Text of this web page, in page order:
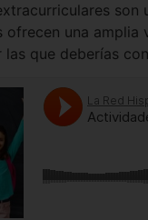
ofrecen una
las que deberías